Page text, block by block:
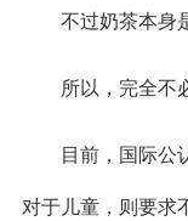
不过奶茶本身
所以，完全不
目前，国际公
对于儿童，则要求